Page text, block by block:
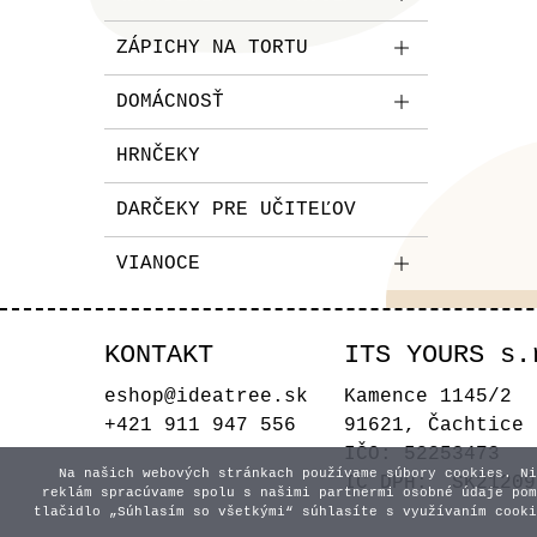
ZÁPICHY NA TORTU
DOMÁCNOSŤ
HRNČEKY
DARČEKY PRE UČITEĽOV
VIANOCE
KONTAKT
eshop@ideatree.sk
+421 911 947 556
ITS YOURS
Kamence 1145/2
91621, Čachtice
IČO: 52253473
IČ DPH:
Na našich webových stránkach používame súbory
reklám spracúvame spolu s našimi partnermi osobné údaje
tlačidlo „Súhlasím so všetkými“ súhlasíte s využívaním